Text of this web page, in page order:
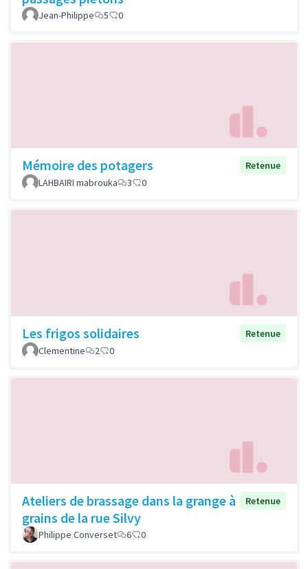
Jean-Philippe 5 0
Mémoire des potagers
Retenue
LAHBAIRI mabrouka
3 0
Les frigos solidaires
Retenue
Clementine
2 0
Ateliers de brassage dans la grange à
grains de la rue Silvy
Retenue
Philippe Converset 6 0